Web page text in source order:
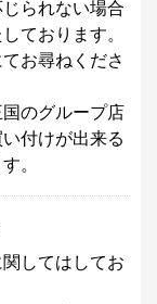
られない場合
ております。
お尋ねくださ
のグループ店
付けが出来る
。
してはしてお